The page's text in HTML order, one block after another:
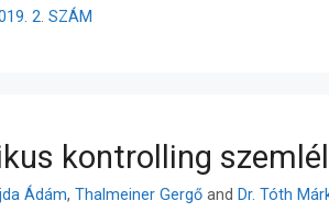
2. SZÁM
kontrolling
Ádám, Thalmeiner Gergő and Dr. Tóth